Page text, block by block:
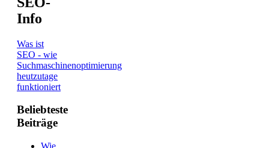
Info
Was ist
SEO - wie
Suchmaschinenoptimierung
heutzutage
funktioniert
Beliebteste
Beiträge
Wie